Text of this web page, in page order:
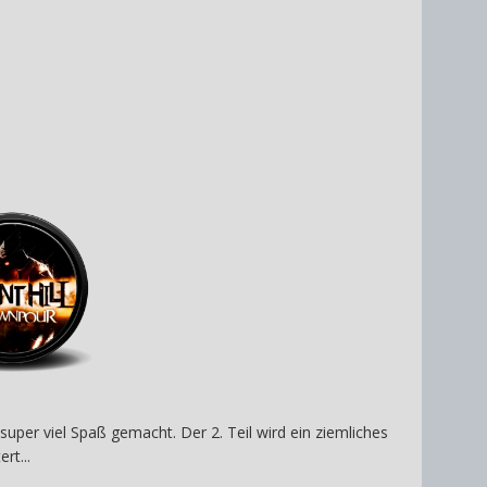
viel Spaß gemacht. Der 2. Teil wird ein ziemliches